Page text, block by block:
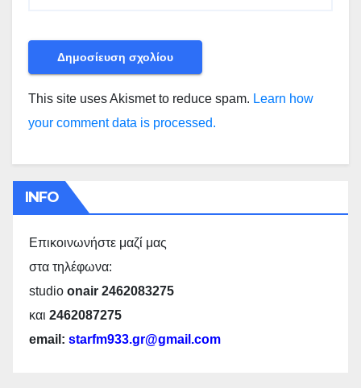
This site uses Akismet to reduce spam. Learn how
your comment data is processed.
INFO
Επικοινωνήστε μαζί μας
στα τηλέφωνα:
studio onair 2462083275
και 2462087275
email: starfm933.gr@gmail.com